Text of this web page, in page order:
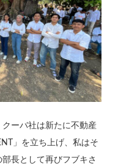
ーバ社は新たに不動産
」を立ち上げ、私はそ
長として再びフブキさ